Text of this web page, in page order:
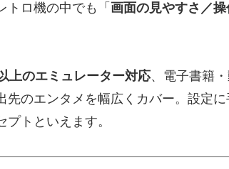
トロ機の中でも「 画面の見やすさ／
上のエミュレーター対応、電子書籍
先のエンタメを幅広くカバー。設定に
トといえます。